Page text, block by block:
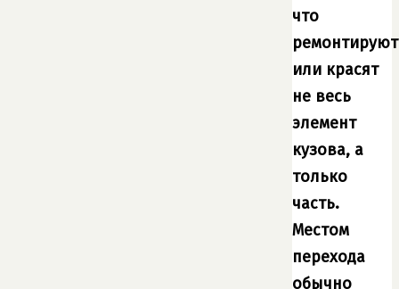
что
ремонтируют
или красят
не весь
элемент
кузова, а
только
часть.
Местом
перехода
обычно